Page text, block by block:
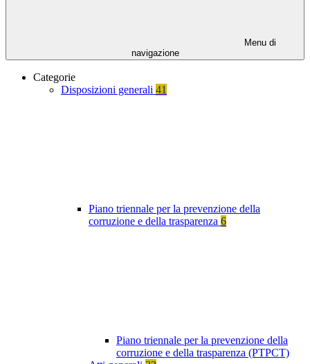
Menu di
navigazione
Categorie
Disposizioni generali 41
Piano triennale per la prevenzione della
corruzione e della trasparenza 6
Piano triennale per la prevenzione della
corruzione e della trasparenza (PTPCT)